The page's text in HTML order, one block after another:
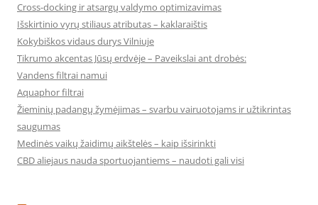
Cross-docking ir atsargų valdymo optimizavimas
Išskirtinio vyrų stiliaus atributas – kaklaraištis
Kokybiškos vidaus durys Vilniuje
Tikrumo akcentas Jūsų erdvėje – Paveikslai ant drobės:
Vandens filtrai namui
Aquaphor filtrai
Žieminių padangų žymėjimas – svarbu vairuotojams ir užtikrintas
saugumas
Medinės vaikų žaidimų aikštelės – kaip išsirinkti
CBD aliejaus nauda sportuojantiems – naudoti gali visi